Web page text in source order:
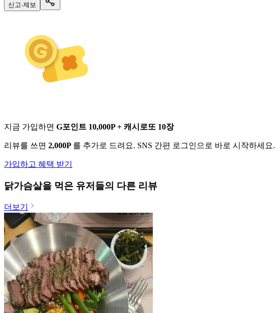
신고·제보
지금 가입하면 G포인트 10,000P + 캐시로또 10장
리뷰를 쓰면 2,000P 를 추가로 드려요. SNS 간편 로그인으로 바로 시작하세요.
가입하고 혜택 받기
닭가슴살을 먹은 유저들의 다른 리뷰
더보기